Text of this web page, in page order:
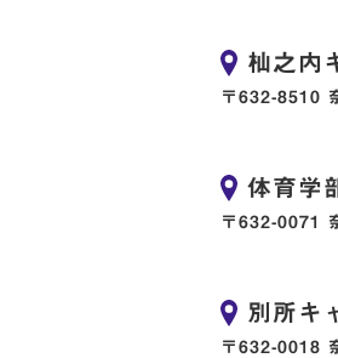
杣之内
〒632-8510
体育学
〒632-0071
別所キ
〒632-0018